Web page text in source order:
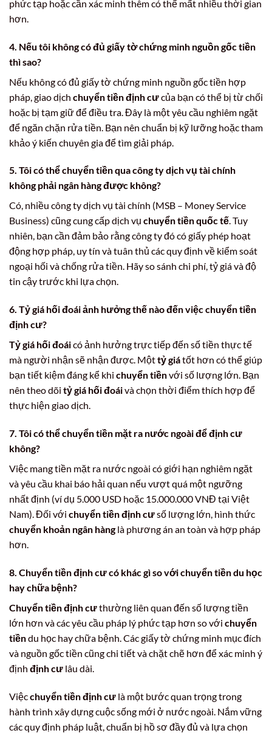
phức tạp hoặc cần xác minh thêm có thể mất nhiều thời gian
hơn.
4. Nếu tôi không có đủ giấy tờ chứng minh nguồn gốc tiền
thì sao?
Nếu không có đủ giấy tờ chứng minh nguồn gốc tiền hợp
pháp, giao dịch chuyển tiền định cưcủa bạn có thể bị từ chối
hoặc bị tạm giữ để điều tra. Đây là một yêu cầu nghiêm ngặt
để ngăn chặn rửa tiền. Bạn nên chuẩn bị kỹ lưỡng hoặc tham
khảo ý kiến chuyên gia để tìm giải pháp.
5. Tôi có thể chuyển tiền qua công ty dịch vụ tài chính
không phải ngân hàng được không?
Có, nhiều công ty dịch vụ tài chính (MSB – Money Service
Business) cũng cung cấp dịch vụ chuyển tiền quốc tế. Tuy
nhiên, bạn cần đảm bảo rằng công ty đó có giấy phép hoạt
động hợp pháp, uy tín và tuân thủ các quy định về kiểm soát
ngoại hối và chống rửa tiền. Hãy so sánh chi phí, tỷ giá và độ
tin cậy trước khi lựa chọn.
6. Tỷ giá hối đoái ảnh hưởng thế nào đến việc chuyển tiền
định cư?
Tỷ giá hối đoáicó ảnh hưởng trực tiếp đến số tiền thực tế
mà người nhận sẽ nhận được. Mộttỷ giátốt hơn có thể giúp
bạn tiết kiệm đáng kể khi chuyển tiềnvới số lượng lớn. Bạn
nên theo dõi tỷ giá hối đoáivà chọn thời điểm thích hợp để
thực hiện giao dịch.
7. Tôi có thể chuyển tiền mặt ra nước ngoài để định cư
không?
Việc mang tiền mặt ra nước ngoài có giới hạn nghiêm ngặt
và yêu cầu khai báo hải quan nếu vượt quá một ngưỡng
nhất định (ví dụ 5.000 USD hoặc 15.000.000 VNĐ tại Việt
Nam). Đối với chuyển tiền định cưsố lượng lớn, hình thức
chuyển khoản ngân hànglà phương án an toàn và hợp pháp
hơn.
8. Chuyển tiền định cư có khác gì so với chuyển tiền du học
hay chữa bệnh?
Chuyển tiền định cưthường liên quan đến số lượng tiền
lớn hơn và các yêu cầu pháp lý phức tạp hơn so với chuyển
tiềndu học hay chữa bệnh. Các giấy tờ chứng minh mục đích
và nguồn gốc tiền cũng chi tiết và chặt chẽ hơn để xác minh ý
định định cư lâu dài.
Việcchuyển tiền định cư là một bước quan trọng trong
hành trình xây dựng cuộc sống mới ở nước ngoài. Nắm vững
các quy định pháp luật, chuẩn bị hồ sơ đầy đủ và lựa chọn